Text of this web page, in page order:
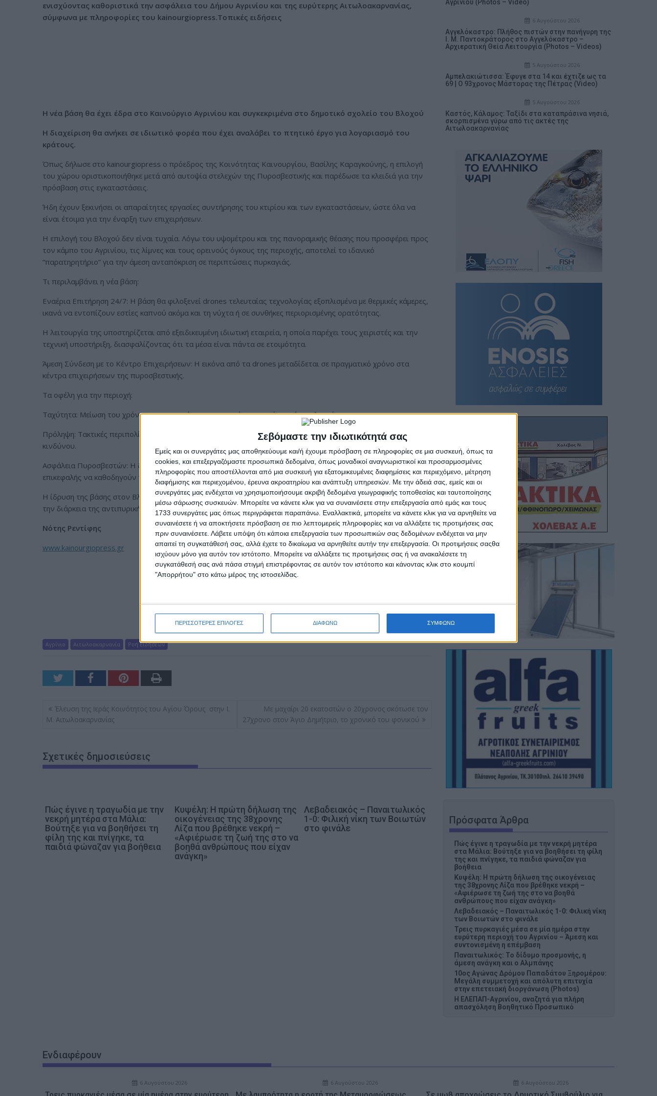
Σεβόμαστε την ιδιωτικότητά σας
Εμείς και οι συνεργάτες μας αποθηκεύουμε και/ή έχουμε πρόσβαση σε πληροφορίες σε μια συσκευή, όπως τα
cookies, και επεξεργαζόμαστε προσωπικά δεδομένα, όπως μοναδικοί αναγνωριστικοί και προσαρμοσμένες
πληροφορίες που αποστέλλονται από μια συσκευή για εξατομικευμένες διαφημίσεις και περιεχόμενο, μέτρηση
διαφήμισης και περιεχομένου, έρευνα ακροατηρίου και ανάπτυξη υπηρεσιών. Με την άδειά σας, εμείς και οι
συνεργάτες μας ενδέχεται να χρησιμοποιήσουμε ακριβή δεδομένα γεωγραφικής τοποθεσίας και ταυτοποίησης
μέσω σάρωσης συσκευών. Μπορείτε να κάνετε κλικ για να συναινέσετε στην επεξεργασία από εμάς και τους
1733 συνεργάτες μας όπως περιγράφεται παραπάνω. Εναλλακτικά, μπορείτε να κάνετε κλικ για να αρνηθείτε να
συναινέσετε ή να αποκτήσετε πρόσβαση σε πιο λεπτομερείς πληροφορίες και να αλλάξετε τις προτιμήσεις σας
πριν συναινέσετε. Λάβετε υπόψη ότι κάποια επεξεργασία των προσωπικών σας δεδομένων ενδέχεται να μην
απαιτεί τη συγκατάθεσή σας, αλλά έχετε το δικαίωμα να αρνηθείτε αυτήν την επεξεργασία. Οι προτιμήσεις σαςθα
ισχύουν μόνο για αυτόν τον ιστότοπο. Μπορείτε να αλλάξετε τις προτιμήσεις σας ή να ανακαλέσετε τη
συγκατάθεσή σας ανά πάσα στιγμή επιστρέφοντας σε αυτόν τον ιστότοπο και κάνοντας κλικ στο κουμπί
"Απορρήτου" στο κάτω μέρος της ιστοσελίδας.
ΠΕΡΙΣΣΟΤΕΡΕΣ ΕΠΙΛΟΓΕΣ ΔΙΑΦΩΝΩ ΣΥΜΦΩΝΩ
ενισχύοντας καθοριστικά την ασφάλεια του Δήμου Αγρινίου και της ευρύτερης Αιτωλοακαρνανίας,
σύμφωνα με πληροφορίες του kainourgiopress.Τοπικές ειδήσεις
Η νέα βάση θα έχει έδρα στο Καινούργιο Αγρινίου και συγκεκριμένα στο δημοτικό σχολείο του Βλοχού
Η διαχείριση θα ανήκει σε ιδιωτικό φορέα που έχει αναλάβει το πτητικό έργο για λογαριασμό του
κράτους.
Όπως δήλωσε στο kainourgiopress ο πρόεδρος της Κοινότητας Καινουργίου, Βασίλης Καραγκούνης, η επιλογή
του χώρου οριστικοποιήθηκε μετά από αυτοψία στελεχών της Πυροσβεστικής και παρέδωσε τα κλειδιά για την
πρόσβαση στις εγκαταστάσεις.
Ήδη έχουν ξεκινήσει οι απαραίτητες εργασίες συντήρησης του κτιρίου και των εγκαταστάσεων, ώστε όλα να
είναι έτοιμα για την έναρξη των επιχειρήσεων.
Η επιλογή του Βλοχού δεν είναι τυχαία. Λόγω του υψομέτρου και της πανοραμικής θέασης που προσφέρει προς
τον κάμπο του Αγρινίου, τις λίμνες και τους ορεινούς όγκους της περιοχής, αποτελεί το ιδανικό
“παρατηρητήριο” για την άμεση ανταπόκριση σε περιπτώσεις πυρκαγιάς.
Τι περιλαμβάνει η νέα βάση:
Εναέρια Επιτήρηση 24/7: Η βάση θα φιλοξενεί drones τελευταίας τεχνολογίας εξοπλισμένα με θερμικές κάμερες,
ικανά να εντοπίζουν εστίες καπνού ακόμα και τη νύχτα ή σε συνθήκες περιορισμένης ορατότητας.
Η λειτουργία της υποστηρίζεται από εξειδικευμένη ιδιωτική εταιρεία, η οποία παρέχει τους χειριστές και την
τεχνική υποστήριξη, διασφαλίζοντας ότι τα μέσα είναι πάντα σε ετοιμότητα.
Άμεση Σύνδεση με το Κέντρο Επιχειρήσεων: Η εικόνα από τα drones μεταδίδεται σε πραγματικό χρόνο στα
κέντρα επιχειρήσεων της πυροσβεστικής.
Τα οφέλη για την περιοχή:
Ταχύτητα: Μείωση του χρόνου εντοπισμού μιας πυρκαγιάς στα πρώτα κρίσιμα λεπτά.
Πρόληψη: Τακτικές περιπολίες πάνω από δασικές εκτάσεις και αγροτικές περιοχές κατά τις ημέρες υψηλού
κινδύνου.
Ασφάλεια Πυροσβεστών: Η δυνατότητα των drones να πετούν πάνω από το μέτωπο επιτρέπει στους
επικεφαλής να καθοδηγούν τις επίγειες δυνάμεις με ασφάλεια, αποφεύγοντας τον εγκλωβισμό.
Η ίδρυση της βάσης στον Βλοχό αλλάζει τους κανόνες στην πρόληψη και την αντιμετώπιση των πυρκαγιών κατά
την διάρκεια της αντιπυρικής περιόδου , προσφέροντας σημαντική υποστήριξη στο έργο της πυροσβεστικής.
Νότης Ρεντίφης
www.kainourgiopress.gr
Αγρίνιο Αιτωλοακαρνανία Ροή Ειδήσεων
Π
λ
γ
η
ά
ρ
θ
ρ
Έλευση της Ιεράς Κοινότητος του Αγίου Όρους στην Ι.
Μ. Αιτωλοακαρνανίας
Με μαχαίρι 20 εκατοστών ο 20χρονος σκότωσε τον
27χρονο στον Άγιο Δημήτριο, το χρονικό του φονικού
Σχετικές δημοσιεύσεις
Πώς έγινε η τραγωδία με την
νεκρή μητέρα στα Μάλια:
Βούτηξε για να βοηθήσει τη
φίλη της και πνίγηκε, τα
παιδιά φώναζαν για βοήθεια
Κυψέλη: Η πρώτη δήλωση της
οικογένειας της 38χρονης
Λίζα που βρέθηκε νεκρή –
«Αφιέρωσε τη ζωή της στο να
βοηθά ανθρώπους που είχαν
ανάγκη»
Λεβαδειακός – Παναιτωλικός
1-0: Φιλική νίκη των Βοιωτών
στο φινάλε
Αγρινίου (Photos – Video)
6 Αυγούστου 2026
Αγγελόκαστρο: Πλήθος πιστών στην πανήγυρη της
Ι. Μ. Παντοκράτορος στο Αγγελόκαστρο –
Αρχιερατική Θεία Λειτουργία (Photos – Videos)
5 Αυγούστου 2026
Αμπελακιώτισσα: Έφυγε στα 14 και έχτιζε ως τα
69 | Ο 93χρονος Μάστορας της Πέτρας (Video)
5 Αυγούστου 2026
Καστός, Κάλαμος: Ταξίδι στα καταπράσινα νησιά,
σκορπισμένα γύρω από τις ακτές της
Αιτωλοακαρνανίας
Πρόσφατα Άρθρα
Πώς έγινε η τραγωδία με την νεκρή μητέρα
στα Μάλια: Βούτηξε για να βοηθήσει τη φίλη
της και πνίγηκε, τα παιδιά φώναζαν για
βοήθεια
Κυψέλη: Η πρώτη δήλωση της οικογένειας
της 38χρονης Λίζα που βρέθηκε νεκρή –
«Αφιέρωσε τη ζωή της στο να βοηθά
ανθρώπους που είχαν ανάγκη»
Λεβαδειακός – Παναιτωλικός 1-0: Φιλική νίκη
των Βοιωτών στο φινάλε
Τρεις πυρκαγιές μέσα σε μία ημέρα στην
ευρύτερη περιοχή του Αγρινίου – Άμεση και
συντονισμένη η επέμβαση
Παναιτωλικός: Το δίδυμο προσμονής, η
άμεση ανάγκη και ο Αλμπάνης
10ος Αγώνας Δρόμου Παπαδάτου Ξηρομέρου:
Μεγάλη συμμετοχή και απόλυτη επιτυχία
στην επετειακή διοργάνωση (Photos)
Η ΕΛΕΠΑΠ-Αγρινίου, αναζητά για πλήρη
απασχόληση Βοηθητικό Προσωπικό
Ενδιαφέρουν
6 Αυγούστου 2026 6 Αυγούστου 2026 6 Αυγούστου 2026